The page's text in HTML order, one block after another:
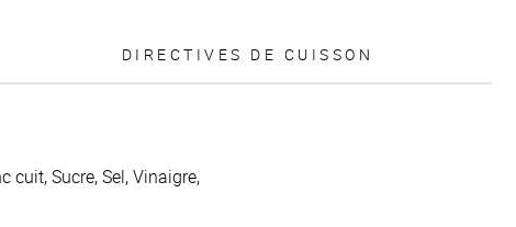
DIRECTIVES DE CUISSON
cuit, Sucre, Sel, Vinaigre,